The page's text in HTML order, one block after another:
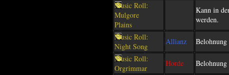
Music Roll:
Mulgore
Plains
Kann in
werden.
Music Roll:
Night Song
Allianz
Music Roll:
Orgrimmar
Horde